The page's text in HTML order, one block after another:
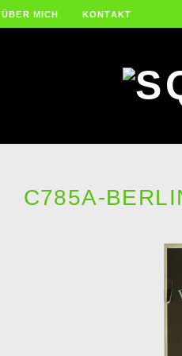
ÜBER MICH KONTAKT
C785A-